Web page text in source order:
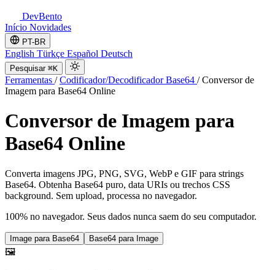
DevBento
Início Novidades
PT-BR
English Türkçe Español Deutsch
Pesquisar ⌘K
Ferramentas / Codificador/Decodificador Base64 / Conversor de
Imagem para Base64 Online
Conversor de Imagem para
Base64 Online
Converta imagens JPG, PNG, SVG, WebP e GIF para strings
Base64. Obtenha Base64 puro, data URIs ou trechos CSS
background. Sem upload, processa no navegador.
100% no navegador. Seus dados nunca saem do seu computador.
Image para Base64 Base64 para Image
🖼️